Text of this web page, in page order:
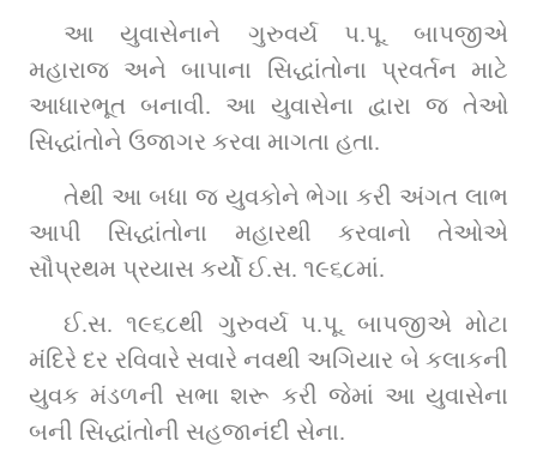
આ યુવાસેનાને ગુરુવર્ય પ.પૂ. બાપજીએ
મહારાજ અને બાપાના સિદ્ધાંતોના પ્રવર્તન માટે
આધારભૂત બનાવી. આ યુવાસેના દ્વારા જ તેઓ
સિદ્ધાંતોને ઉજાગર કરવા માગતા હતા.
તેથી આ બધા જ યુવકોને ભેગા કરી અંગત લાભ
આપી સિદ્ધાંતોના મહારથી કરવાનો તેઓએ
સૌપ્રથમ પ્રયાસ કર્યો ઈ.સ. ૧૯૬૮માં.
ઈ.સ. ૧૯૬૮થી ગુરુવર્ય પ.પૂ. બાપજીએ મોટા
મંદિરે દર રવિવારે સવારે નવથી અગિયાર બે કલાકની
યુવક મંડળની સભા શરૂ કરી જેમાં આ યુવાસેના
બની સિદ્ધાંતોની સહજાનંદી સેના.